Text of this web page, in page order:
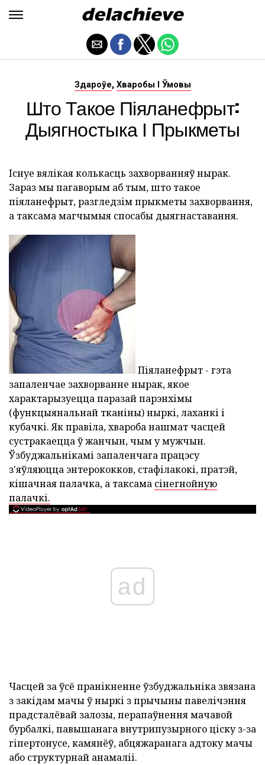
Здароўе, Хваробы І Ўмовы
Што Такое Піяланефрыт:
Дыягностыка І Прыкметы
Існуе вялікая колькасць захворванняў нырак.
Зараз мы пагаворым аб тым, што такое
піяланефрыт, разгледзім прыкметы захворвання,
а таксама магчымыя спосабы дыягнаставання.
Піяланефрыт - гэта
запаленчае захворванне нырак, якое
характарызуецца паразай парэнхімы
(функцыянальнай тканіны) ныркі, лаханкі і
кубачкі. Як правіла, хвароба нашмат часцей
сустракаецца ў жанчын, чым у мужчын.
Ўзбуджальнікамі запаленчага працэсу
з'яўляюцца энтерококков, стафілакокі, пратэй,
кішачная палачка, а таксама сінегнойную
палачкі.
ad
Часцей за ўсё пранікненне ўзбуджальніка звязана
з закідам мачы ў ныркі з прычыны павелічэння
прадсталёвай залозы, перапаўнення мачавой
бурбалкі, павышанага внутрипузырного ціску з-за
гіпертонусе, камянёў, абцяжаранага адтоку мачы
або структурнай анамаліі.